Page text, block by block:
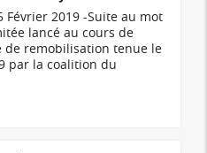
2019 -Suite au mot
lancé au cours de
de remobilisation tenue le
par la coalition du